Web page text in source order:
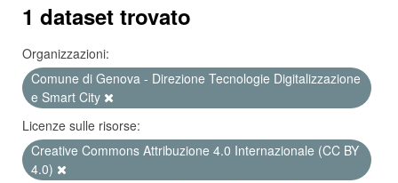
1 dataset trovato
Organizzazioni:
Comune di Genova - Direzione Tecnologie Digitalizzazione
e Smart City
Licenze sulle risorse:
Creative Commons Attribuzione 4.0 Internazionale (CC BY
4.0)